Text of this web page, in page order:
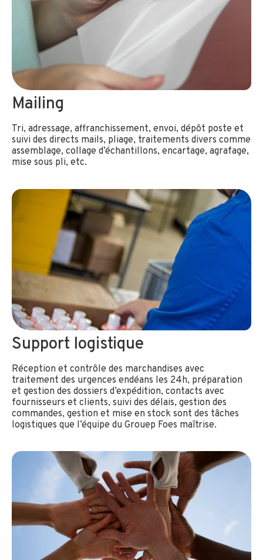
Mailing
Tri, adressage, affranchissement, envoi, dépôt poste et
suivi des directs mails, pliage, traitements divers comme
assemblage, collage d’échantillons, encartage, agrafage,
mise sous pli, etc.
Support logistique
Réception et contrôle des marchandises avec
traitement des urgences endéans les 24h, préparation
et gestion des dossiers d’expédition, contacts avec
fournisseurs et clients, suivi des délais, gestion des
commandes, gestion et mise en stock sont des tâches
logistiques que l’équipe du Grouep Foes maîtrise.